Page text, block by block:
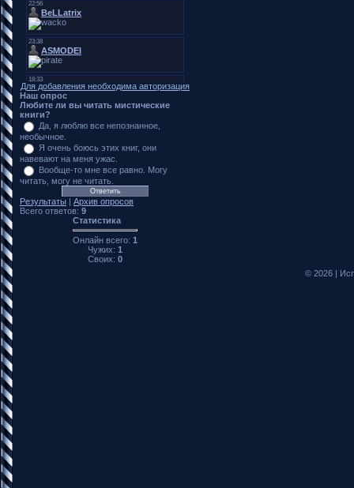
Для добавления необходима авторизация
Наш опрос
Любите ли вы читать мистические
книги?
Да, я люблю все непознанное,
необычное.
Я очень боюсь этих книг, они
навевают на меня ужас.
Вообще-то мне все равно. Могу
читать, могу не читать.
Результаты | Архив опросов
Всего ответов: 9
Статистика
Онлайн всего: 1
Чужих: 1
Своих: 0
© 2026|